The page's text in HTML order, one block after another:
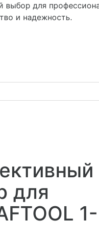
выбор для
и надежность.
для
1-